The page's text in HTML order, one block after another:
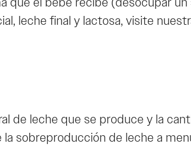
leche final y lactosa, visite
de leche que se produce y la
sobreproducción de leche a